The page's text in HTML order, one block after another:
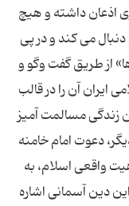
اذعان داشته و هیچ
می کند و در پی
از طریق گفت وگو و
آن را در قالب
زندگی مسالمت آمیز
دعوت امام خامنه
واقعی اسلام، به
دین آسمانی اشاره